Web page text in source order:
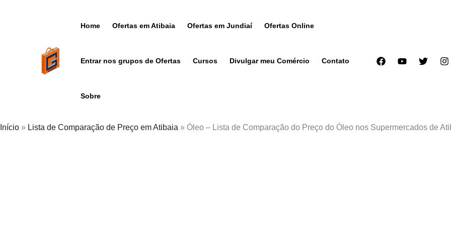
Home Ofertas em Atibaia Ofertas em Jundiaí Ofertas Online
Entrar nos grupos de Ofertas Cursos Divulgar meu Comércio Contato
Sobre
Início » Lista de Comparação de Preço em Atibaia » Óleo – Lista de Comparação do Preço do Óleo nos Supermercados de